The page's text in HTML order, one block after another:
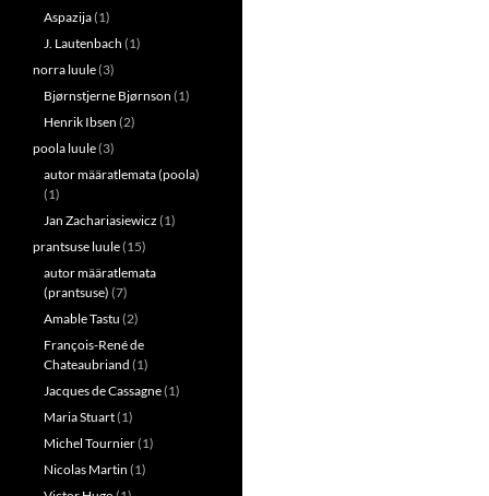
Aspazija(1)
J. Lautenbach (1)
norra luule(3)
Bjørnstjerne Bjørnson (1)
Henrik Ibsen (2)
poola luule(3)
autor määratlemata (poola)
(1)
Jan Zachariasiewicz (1)
prantsuse luule(15)
autor määratlemata
(prantsuse) (7)
Amable Tastu (2)
François-René de
Chateaubriand (1)
Jacques de Cassagne(1)
Maria Stuart(1)
Michel Tournier(1)
Nicolas Martin (1)